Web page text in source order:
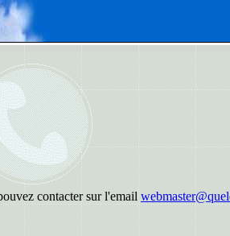
contacter sur l'email